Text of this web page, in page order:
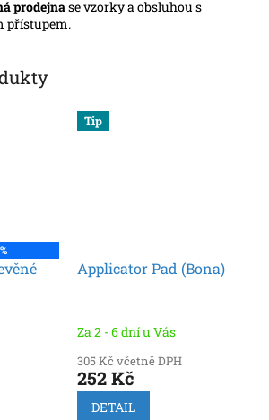
prodejnase vzorky a obsluhou s
přístupem.
Tip
Applicator Pad (Bona)
Za 2 - 6 dní u Vás
305 Kč včetně DPH
252 Kč
DETAIL